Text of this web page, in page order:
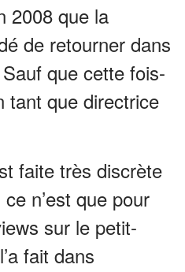
2008 que la
de retourner dans
que cette fois-
tant que directrice
faite très discrète
n’est que pour
sur le petit-
fait dans